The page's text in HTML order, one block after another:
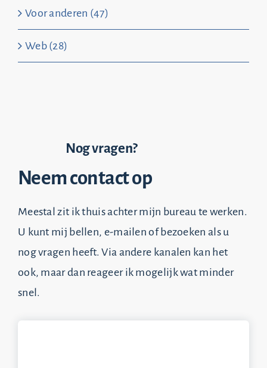
Voor anderen (47)
Web (28)
Nog vragen?
Neem contact op
Meestal zit ik thuis achter mijn bureau te werken.
U kunt mij bellen, e-mailen of bezoeken als u
nog vragen heeft. Via andere kanalen kan het
ook, maar dan reageer ik mogelijk wat minder
snel.